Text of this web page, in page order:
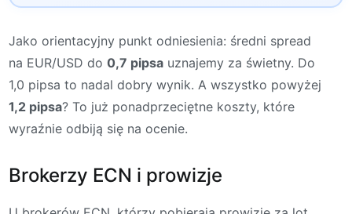
Jako orientacyjny punkt odniesienia: średni spread
na EUR/USD do 0,7 pipsa uznajemy za świetny. Do
1,0 pipsa to nadal dobry wynik. A wszystko powyżej
1,2 pipsa? To już ponadprzeciętne koszty, które
wyraźnie odbiją się na ocenie.
Brokerzy ECN i prowizje